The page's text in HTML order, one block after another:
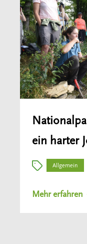
ein harter
Allgemein
Mehr erfahren